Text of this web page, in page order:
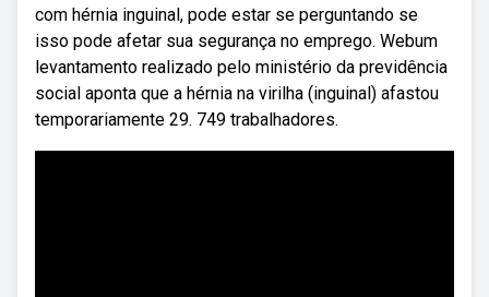
com hérnia inguinal, pode estar se perguntando se
isso pode afetar sua segurança no emprego. Webum
levantamento realizado pelo ministério da previdência
social aponta que a hérnia na virilha (inguinal) afastou
temporariamente 29. 749 trabalhadores.